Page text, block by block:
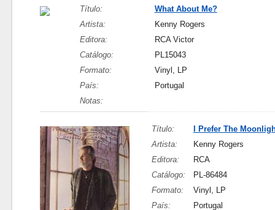
Título:
What About Me?
Artista:
Kenny Rogers
Editora:
RCA Victor
Catálogo:
PL15043
Formato:
Vinyl, LP
País:
Portugal
Notas:
Título:
I Prefer The
Artista:
Kenny Rogers
Editora:
RCA
Catálogo:
PL-86484
Formato:
Vinyl, LP
País:
Portugal